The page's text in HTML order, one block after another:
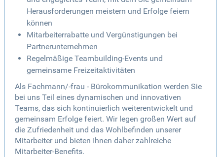
Herausforderungen meistern und Erfolge feiern
können
Mitarbeiterrabatte und Vergünstigungen bei
Partnerunternehmen
Regelmäßige Teambuilding-Events und
gemeinsame Freizeitaktivitäten
Als Fachmann/-frau - Bürokommunikation werden Sie
bei uns Teil eines dynamischen und innovativen
Teams, das sich kontinuierlich weiterentwickelt und
gemeinsam Erfolge feiert. Wir legen großen Wert auf
die Zufriedenheit und das Wohlbefinden unserer
Mitarbeiter und bieten Ihnen daher zahlreiche
Mitarbeiter-Benefits.